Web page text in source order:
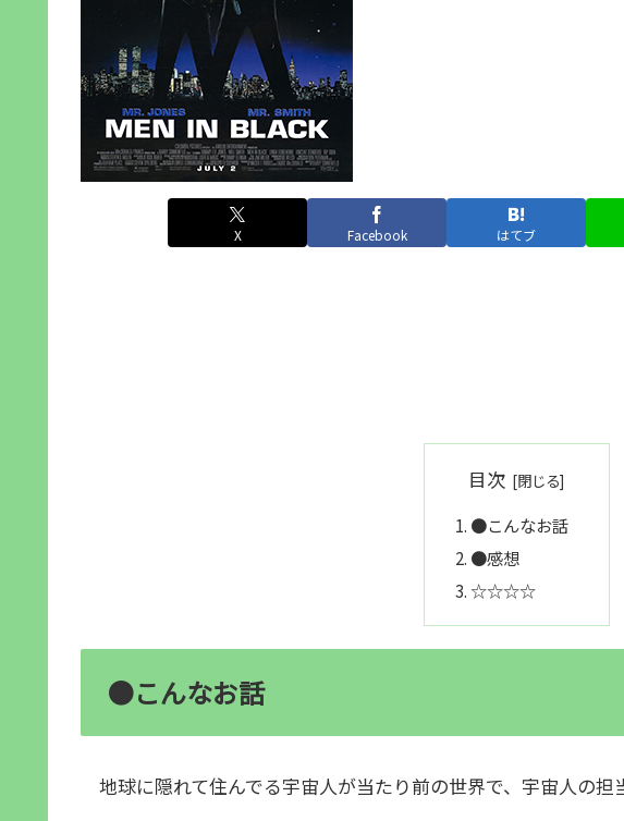
X Facebook はてブ
目次
●こんなお話
●感想
☆☆☆☆
●こんなお話
地球に隠れて住んでる宇宙人が当たり前の世界で、宇宙人の担